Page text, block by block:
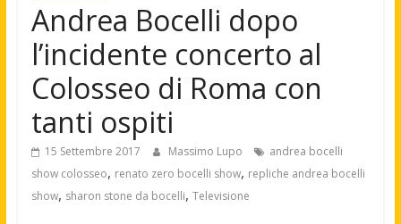
Andrea Bocelli dopo
l’incidente concerto al
Colosseo di Roma con
tanti ospiti
15 Settembre 2017 Massimo Lupo
andrea bocelli
show colosseo, renato zero bocelli show, repliche andrea bocelli
show, sharon stone da bocelli, Televisione